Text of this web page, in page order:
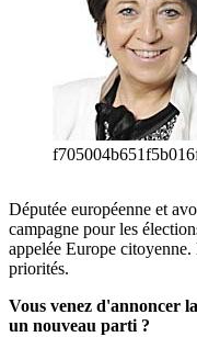
Députée européenne et
campagne pour les
appelée Europe
priorités.
Vous venez d'annoncer
un nouveau parti ?